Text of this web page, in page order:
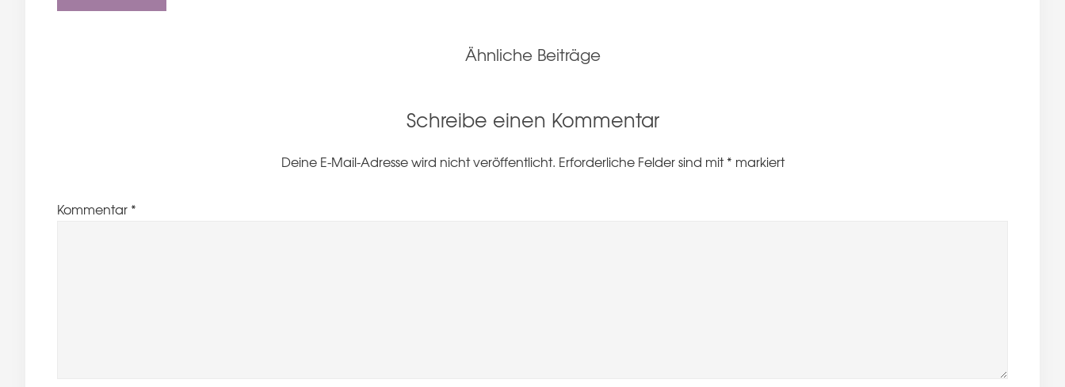
Ähnliche Beiträge
Schreibe einen Kommentar
Deine E-Mail-Adresse wird nicht veröffentlicht. Erforderliche Felder sind mit* markiert
Kommentar *